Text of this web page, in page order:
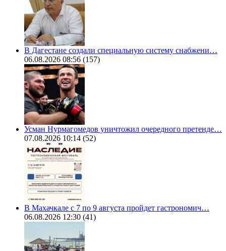
В Дагестане создали специальную систему снабжени…
06.08.2026 08:56 (157)
Усман Нурмагомедов уничтожил очередного претенде…
07.08.2026 10:14 (52)
В Махачкале с 7 по 9 августа пройдет гастрономич…
06.08.2026 12:30 (41)